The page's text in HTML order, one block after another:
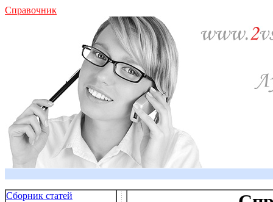
Справочник
Сборник статей